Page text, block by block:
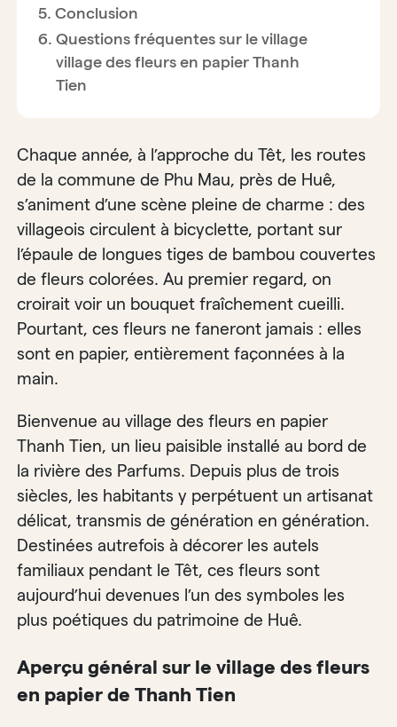
Conclusion
Questions fréquentes sur le village
village des fleurs en papier Thanh
Tien
Chaque année, à l’approche du Têt, les routes
de la commune de Phu Mau, près de Huê,
s’animent d’une scène pleine de charme : des
villageois circulent à bicyclette, portant sur
l’épaule de longues tiges de bambou couvertes
de fleurs colorées. Au premier regard, on
croirait voir un bouquet fraîchement cueilli.
Pourtant, ces fleurs ne faneront jamais : elles
sont en papier, entièrement façonnées à la
main.
Bienvenue au village des fleurs en papier
Thanh Tien, un lieu paisible installé au bord de
la rivière des Parfums. Depuis plus de trois
siècles, les habitants y perpétuent un artisanat
délicat, transmis de génération en génération.
Destinées autrefois à décorer les autels
familiaux pendant le Têt, ces fleurs sont
aujourd’hui devenues l’un des symboles les
plus poétiques du patrimoine de Huê.
Aperçu général sur le village des fleurs
en papier de Thanh Tien